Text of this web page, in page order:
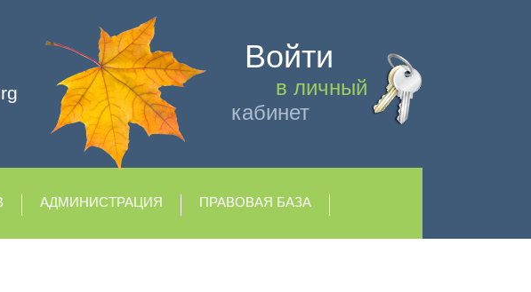
Войти
в личный
кабинет
АДМИНИСТРАЦИЯ
ПРАВОВАЯ БАЗА